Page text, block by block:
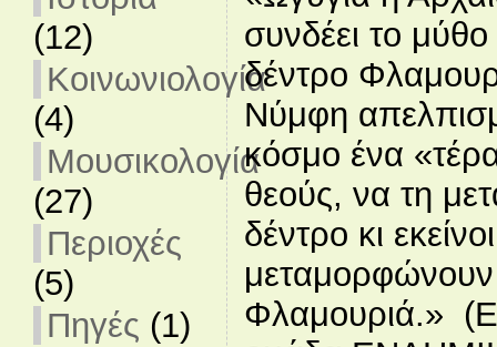
(12)
Κοινωνιολογία
(4)
Μουσικολογία
(27)
Περιοχές
(5)
Πηγές (1)
συνδέει το
δέντρο
Νύμφη
κόσμο ένα
θεούς, να τη
δέντρο κι
Φλαμουριά.»